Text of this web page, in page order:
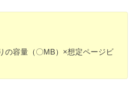
の容量（〇MB）×想定ページビ